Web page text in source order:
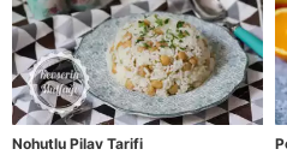
Nohutlu Pilav Tarifi